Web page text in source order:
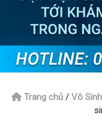
Trang chủ/ Vô